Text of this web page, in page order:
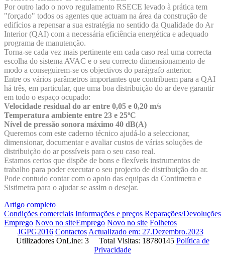
Por outro lado o novo regulamento RSECE levado à prática tem
"forçado" todos os agentes que actuam na área da construção de
edifícios a repensar a sua estratégia no sentido da Qualidade do Ar
Interior (QAI) com a necessária eficiência energética e adequado
programa de manutenção.
Torna-se cada vez mais pertinente em cada caso real uma correcta
escolha do sistema AVAC e o seu correcto dimensionamento de
modo a conseguirem-se os objectivos do parágrafo anterior.
Entre os vários parâmetros importantes que contribuem para a QAI
há três, em particular, que uma boa distribuição do ar deve garantir
em todo o espaço ocupado:
Velocidade residual do ar entre 0,05 e 0,20 m/s
Temperatura ambiente entre 23 e 25ºC
Nível de pressão sonora máximo 40 dB(A)
Queremos com este caderno técnico ajudá-lo a seleccionar,
dimensionar, documentar e avaliar custos de várias soluções de
distribuição do ar possíveis para o seu caso real.
Estamos certos que dispõe de bons e flexíveis instrumentos de
trabalho para poder executar o seu projecto de distribuição do ar.
Pode contudo contar com o apoio das equipas da Contimetra e
Sistimetra para o ajudar se assim o desejar.
Artigo completo
Condições comerciais Informações e preços Reparações/Devoluções
Emprego Novo no siteEmprego Novo no site Folhetos
JGPG2016 ContactosActualizado em: 27.Dezembro.2023
Utilizadores OnLine: 3 Total Visitas: 18780145 Política de
Privacidade